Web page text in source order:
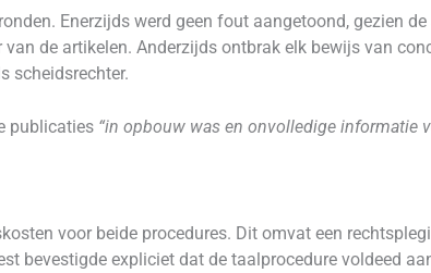
Enerzijds werd geen fout aangetoond, gezien
de artikelen. Anderzijds ontbrak elk bewijs van
scheidsrechter.
publicaties “in opbouw was en onvolledige informatie
voor beide procedures. Dit omvat een
bevestigde expliciet dat de taalprocedure voldeed